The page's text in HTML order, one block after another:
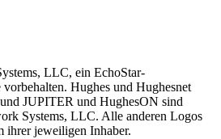
LLC, ein EchoStar-
Hughes und Hughesnet
JUPITER und HughesON sind
Systems, LLC. Alle anderen Logos
ihrer jeweiligen Inhaber.